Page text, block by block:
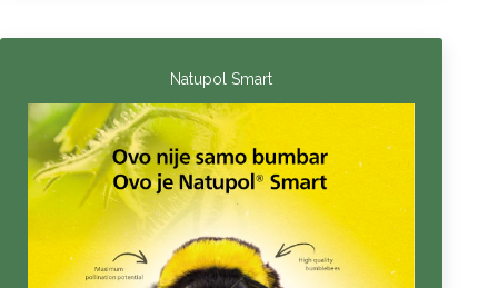
Natupol Smart